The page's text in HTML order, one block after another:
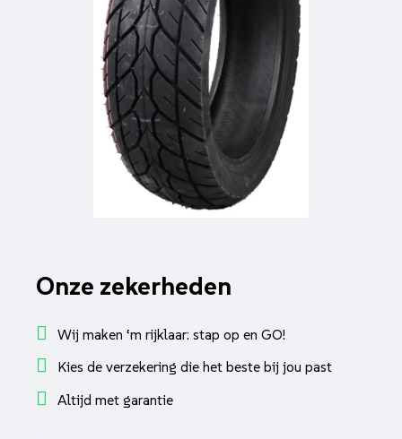
Onze zekerheden
Wij maken ‘m rijklaar: stap op en GO!
Kies de verzekering die het beste bij jou past
Altijd met garantie